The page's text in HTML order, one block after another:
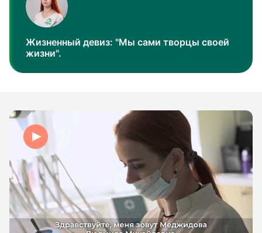
Жизненный девиз: "Мы сами творцы своей
жизни".